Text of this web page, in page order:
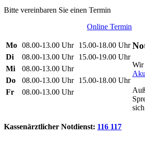
Bitte vereinbaren Sie einen Termin
Online Termin
Mo 08.00-13.00 Uhr 15.00-18.00 Uhr
Di
08.00-13.00 Uhr
15.00-19.00 Uhr
Mi
08.00-13.00 Uhr
Do
08.00-13.00 Uhr
15.00-18.00 Uhr
Fr
08.00-13.00 Uhr
Wir
Kassenärztlicher Notdienst: 116 117